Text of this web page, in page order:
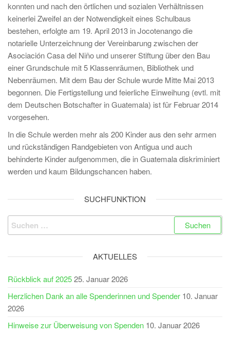
konnten und nach den örtlichen und sozialen Verhältnissen
keinerlei Zweifel an der Notwendigkeit eines Schulbaus
bestehen, erfolgte am 19. April 2013 in Jocotenango die
notarielle Unterzeichnung der Vereinbarung zwischen der
Asociación Casa del Niño und unserer Stiftung über den Bau
einer Grundschule mit 5 Klassenräumen, Bibliothek und
Nebenräumen. Mit dem Bau der Schule wurde Mitte Mai 2013
begonnen. Die Fertigstellung und feierliche Einweihung (evtl. mit
dem Deutschen Botschafter in Guatemala) ist für Februar 2014
vorgesehen.
In die Schule werden mehr als 200 Kinder aus den sehr armen
und rückständigen Randgebieten von Antigua und auch
behinderte Kinder aufgenommen, die in Guatemala diskriminiert
werden und kaum Bildungschancen haben.
SUCHFUNKTION
Suchen
nach:
AKTUELLES
Rückblick auf 202525. Januar 2026
Herzlichen Dank an alle Spenderinnen und Spender 10. Januar
2026
Hinweise zur Überweisung von Spenden 10. Januar 2026